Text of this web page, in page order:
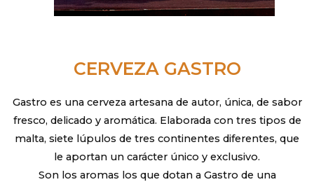
CERVEZA GASTRO
Gastro es una cerveza artesana de autor, única, de sabor
fresco, delicado y aromática. Elaborada con tres tipos de
malta, siete lúpulos de tres continentes diferentes, que
le aportan un carácter único y exclusivo.
Son los aromas los que dotan a Gastro de una